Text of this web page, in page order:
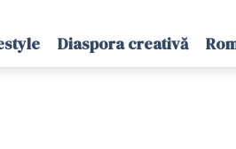
Diaspora creativă